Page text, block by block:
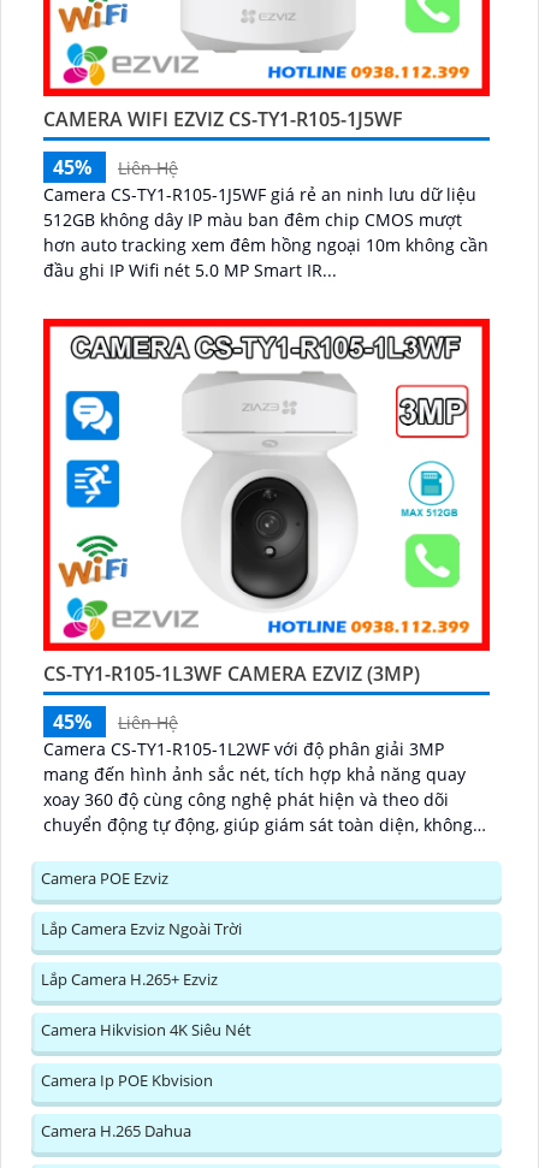
CAMERA WIFI EZVIZ CS-TY1-R105-1J5WF
45%
Liên Hệ
Camera CS-TY1-R105-1J5WF giá rẻ an ninh lưu dữ liệu
512GB không dây IP màu ban đêm chip CMOS mượt
hơn auto tracking xem đêm hồng ngoại 10m không cần
đầu ghi IP Wifi nét 5.0 MP Smart IR...
CS-TY1-R105-1L3WF CAMERA EZVIZ (3MP)
45%
Liên Hệ
Camera CS-TY1-R105-1L2WF với độ phân giải 3MP
mang đến hình ảnh sắc nét, tích hợp khả năng quay
xoay 360 độ cùng công nghệ phát hiện và theo dõi
chuyển động tự động, giúp giám sát toàn diện, không
thoại hai chiều, tầm nhìn hồng ngoại lên đến 10m và
khe cắm thẻ nhớ dung lượng 512GB, đây chính là
camera tối ưu với mức giá vô cùng hấp dẫn...
Camera POE Ezviz
Lắp Camera Ezviz Ngoài Trời
Lắp Camera H.265+ Ezviz
Camera Hikvision 4K Siêu Nét
Camera Ip POE Kbvision
Camera H.265 Dahua